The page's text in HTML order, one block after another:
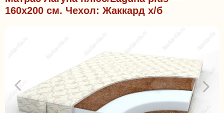
160x200 см. Чехол: Жаккард х/б